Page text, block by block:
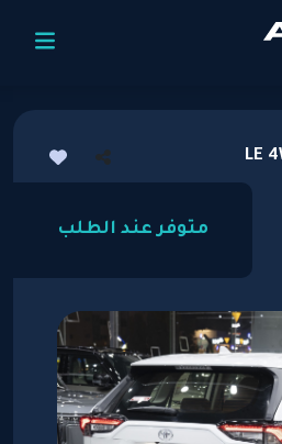
متوفر عند الطلب